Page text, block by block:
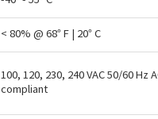
< 80% @ 68° F | 20° C
100, 120, 230, 240 VAC 50/60 Hz
compliant